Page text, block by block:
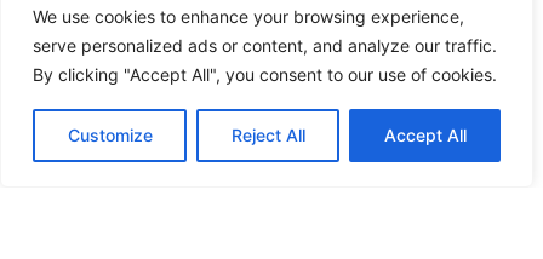
We use cookies to enhance your browsing experience,
serve personalized ads or content, and analyze our traffic.
By clicking "Accept All", you consent to our use of cookies.
Customize Reject All Accept All